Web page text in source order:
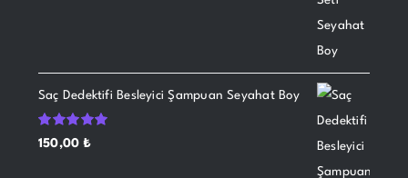
Saç Dedektifi Besleyici Şampuan Seyahat Boy
5
üzerinden
150,00₺